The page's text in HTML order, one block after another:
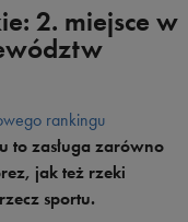
2. miejsce w
rankingu
to zasługa zarówno
jak też rzeki
sportu.